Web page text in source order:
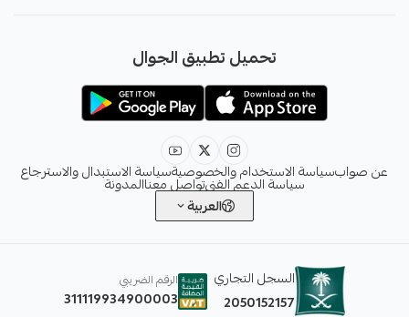
info@sawab.app
تحميل تطبيق الجوال
عن صوابسياسة الاستخدام والخصوصيةسياسة الاستبدال والاسترجاع
سياسة الدعم الفنيتواصل معناالمدونة
العربية
السجل التجاري
2050152157
الرقم الضريبي
311119934900003